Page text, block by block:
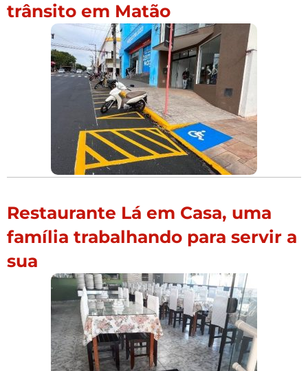
trânsito em Matão
Restaurante Lá em Casa, uma
família trabalhando para servir a
sua